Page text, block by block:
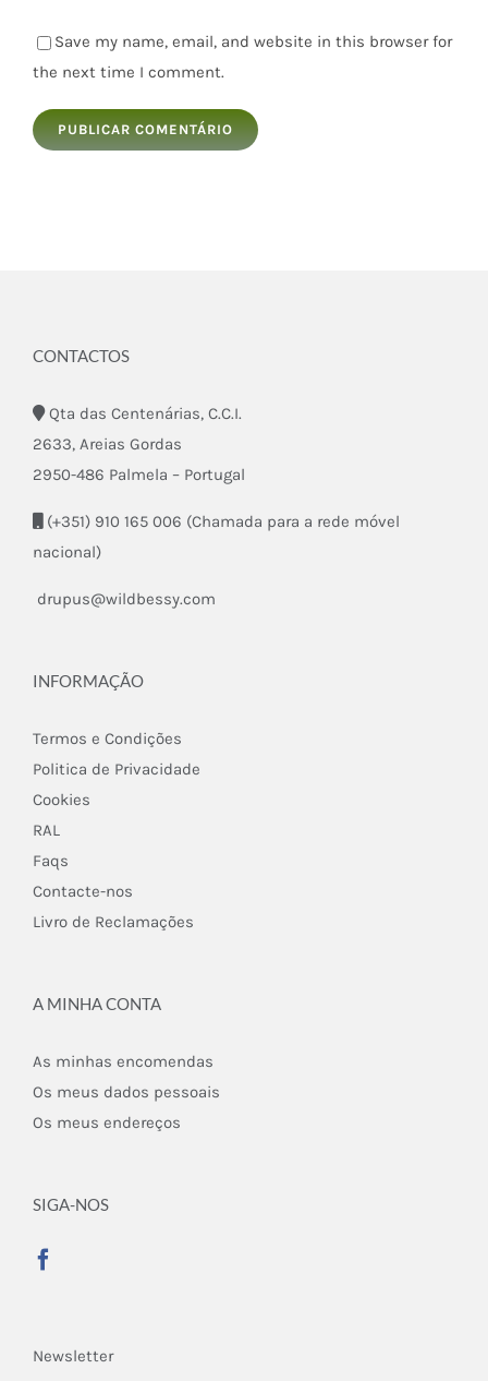
Save my name, email, and website in this browser for
the next time I comment.
CONTACTOS
Qta das Centenárias, C.C.I.
2633, Areias Gordas
2950-486 Palmela – Portugal
(+351) 910 165 006 (Chamada para a rede móvel
nacional)
drupus@wildbessy.com
INFORMAÇÃO
Termos e Condições
Politica de Privacidade
Cookies
RAL
Faqs
Contacte-nos
Livro de Reclamações
A MINHA CONTA
As minhas encomendas
Os meus dados pessoais
Os meus endereços
SIGA-NOS
Newsletter